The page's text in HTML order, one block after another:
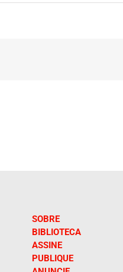
SOBRE
BIBLIOTECA
ASSINE
PUBLIQUE